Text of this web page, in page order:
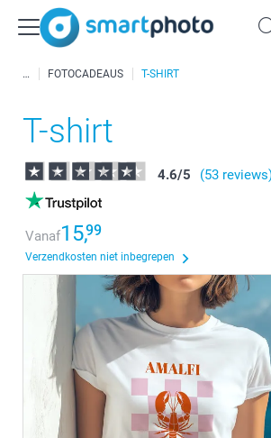
FOTOCADEAUS T-SHIRT
T-shirt
4.6/5 (53
Vanaf15,99
Verzendkosten niet inbegrepen